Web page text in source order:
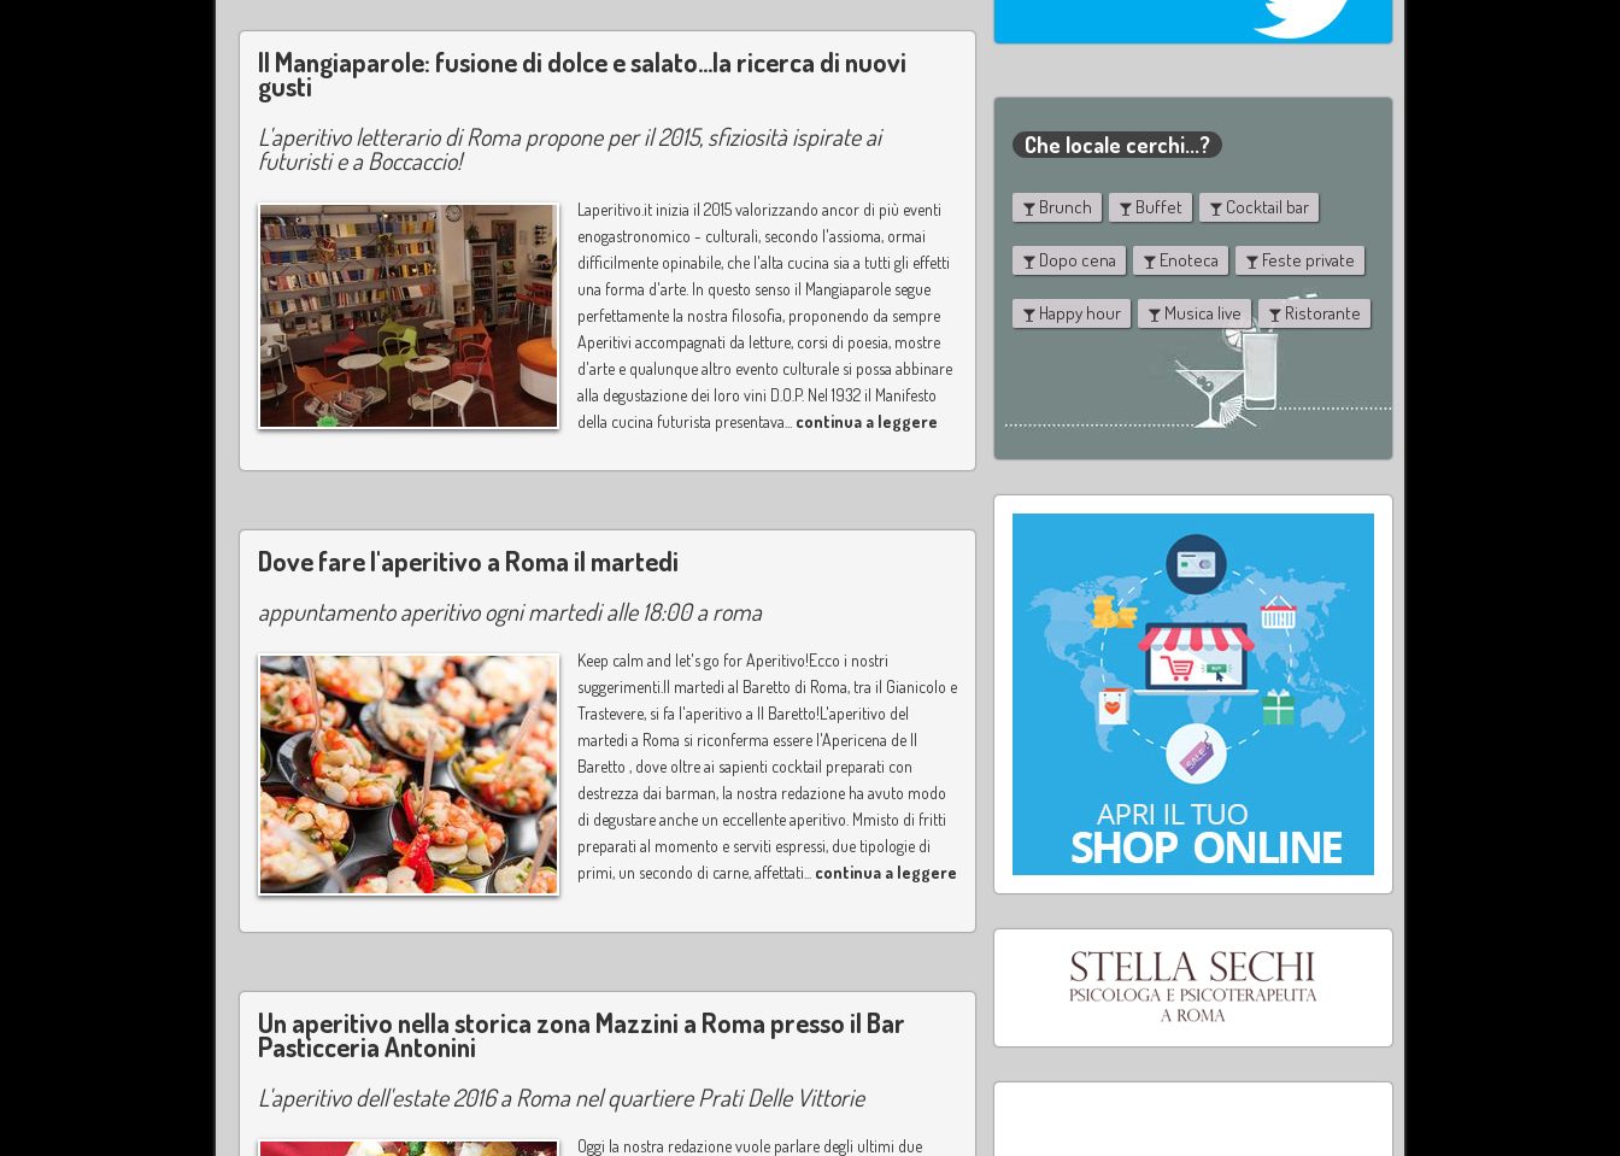
Il Mangiaparole: fusione di dolce e salato...la ricerca di nuovi
gusti
L'aperitivo letterario di Roma propone per il 2015, sfiziosità ispirate ai
futuristi e a Boccaccio!
Laperitivo.it inizia il 2015 valorizzando ancor di più eventi
enogastronomico - culturali, secondo l'assioma, ormai
difficilmente opinabile, che l'alta cucina sia a tutti gli effetti
una forma d'arte. In questo senso il Mangiaparole segue
perfettamente la nostra filosofia, proponendo da sempre
Aperitivi accompagnati da letture, corsi di poesia, mostre
d'arte e qualunque altro evento culturale si possa abbinare
alla degustazione dei loro vini D.O.P. Nel 1932 il Manifesto
della cucina futurista presentava... continua a leggere
Dove fare l'aperitivo a Roma il martedi
appuntamento aperitivo ogni martedi alle 18:00 a roma
Keep calm and let's go for Aperitivo!Ecco i nostri
suggerimenti.Il martedi al Baretto di Roma, tra il Gianicolo e
Trastevere, si fa l'aperitivo a Il Baretto!L'aperitivo del
martedi a Roma si riconferma essere l'Apericena de Il
Baretto , dove oltre ai sapienti cocktail preparati con
destrezza dai barman, la nostra redazione ha avuto modo
di degustare anche un eccellente aperitivo. Mmisto di fritti
preparati al momento e serviti espressi, due tipologie di
primi, un secondo di carne, affettati... continua a leggere
Un aperitivo nella storica zona Mazzini a Roma presso il Bar
Pasticceria Antonini
L'aperitivo dell'estate 2016 a Roma nel quartiere Prati Delle Vittorie
Oggi la nostra redazione vuole parlare degli ultimi due
Che locale cerchi...?
Brunch Buffet Cocktail bar
Dopo cena Enoteca Feste private
Happy hour Musica live Ristorante